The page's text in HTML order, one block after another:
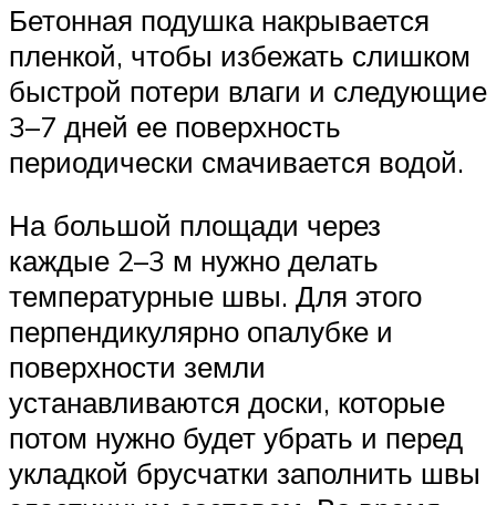
Бетонная подушка накрывается
пленкой, чтобы избежать слишком
быстрой потери влаги и следующие
3–7 дней ее поверхность
периодически смачивается водой.
На большой площади через
каждые 2–3 м нужно делать
температурные швы. Для этого
перпендикулярно опалубке и
поверхности земли
устанавливаются доски, которые
потом нужно будет убрать и перед
укладкой брусчатки заполнить швы